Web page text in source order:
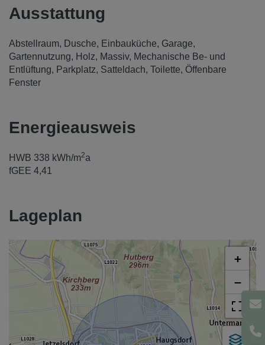
Ausstattung
Abstellraum Dusche Einbauküche Garage
Gartennutzung
Holz Massiv Mechanische Be- und
Entlüftung
Parkplatz Satteldach Toilette Öffenbare
Fenster
Energieausweis
HWB 338 kWh/m2a
fGEE 4,41
Lageplan
+
−